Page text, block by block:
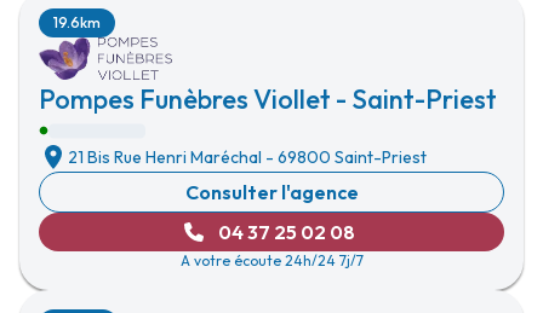
Pompes Funèbres Viollet - Saint-Priest
19.6km
21 Bis Rue Henri Maréchal - 69800 Saint-Priest
Consulter l'agence
04 37 25 02 08
A votre écoute 24h/24 7j/7